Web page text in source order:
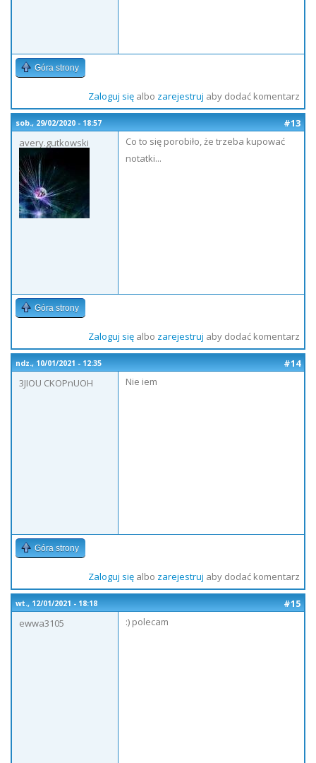
Góra strony
Zaloguj sięalbo zarejestruj aby dodać komentarz
sob., 29/02/2020 - 18:57
#13
avery.gutkowski
Co to się porobiło, że trzeba kupować
notatki...
Góra strony
Zaloguj sięalbo zarejestruj aby dodać komentarz
ndz., 10/01/2021 - 12:35
#14
3JIOU CKOPnUOH
Nie iem
Góra strony
Zaloguj sięalbo zarejestruj aby dodać komentarz
wt., 12/01/2021 - 18:18
#15
ewwa3105
:) polecam